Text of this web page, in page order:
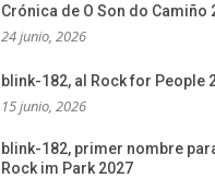
Crónica de O Son do Camiño
24 junio, 2026
blink-182, al Rock for People
15 junio, 2026
blink-182, primer nombre
Rock im Park 2027